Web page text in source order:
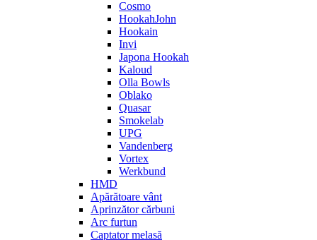
Cosmo
HookahJohn
Hookain
Invi
Japona Hookah
Kaloud
Olla Bowls
Oblako
Quasar
Smokelab
UPG
Vandenberg
Vortex
Werkbund
HMD
Apărătoare vânt
Aprinzător cărbuni
Arc furtun
Captator melasă